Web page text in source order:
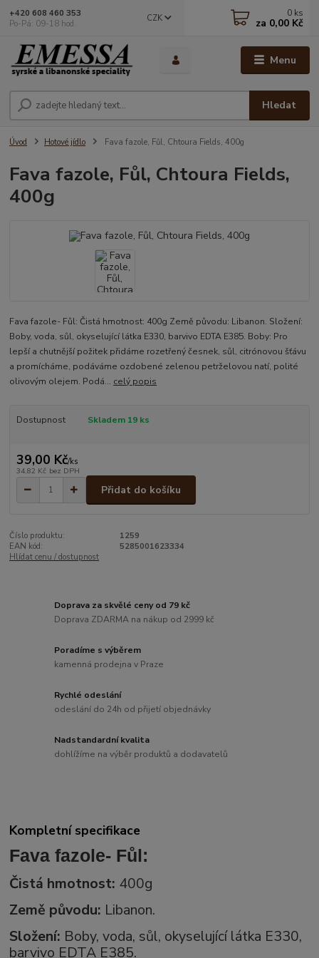
Menu
CZK
Hledat
+420 608 460 353
Po-Pá: 09-18 hod.
0 ks
za 0,00 Kč
Úvod Hotové jídlo Fava fazole, Fůl, Chtoura Fields, 400g
Fava fazole, Fůl, Chtoura Fields,
400g
Fava fazole- Fůl: Čistá hmotnost: 400g Země původu: Libanon. Složení:
Boby, voda, sůl, okyselující látka E330, barvivo EDTA E385. Boby: Pro
lepší a chutnější požitek přidáme rozetřený česnek, sůl, citrónovou šťávu
a promícháme, podáváme ozdobené zelenou petrželovou natí, polité
olivovým olejem. Podá... celý popis
Dostupnost Skladem 19 ks
39,00 Kč/ks
34,82 Kč bez DPH
Přidat do košíku
Číslo produktu:
1259
EAN kód:
5285001623334
Hlídat cenu / dostupnost
Doprava za skvělé ceny od 79 kč
Doprava ZDARMA na nákup od 2999 kč
Poradíme s výběrem
kamenná prodejna v Praze
Rychlé odeslání
odeslání do 24h od přijetí objednávky
Nadstandardní kvalita
dohlížíme na výběr produktů a dodavatelů
Kompletní specifikace
Fava fazole- Fůl:
Čistá hmotnost: 400g
Země původu: Libanon.
Složení: Boby, voda, sůl, okyselující látka E330,
barvivo EDTA E385.